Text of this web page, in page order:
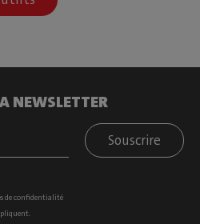
NEWSLETTER
Souscrire
de confidentialité